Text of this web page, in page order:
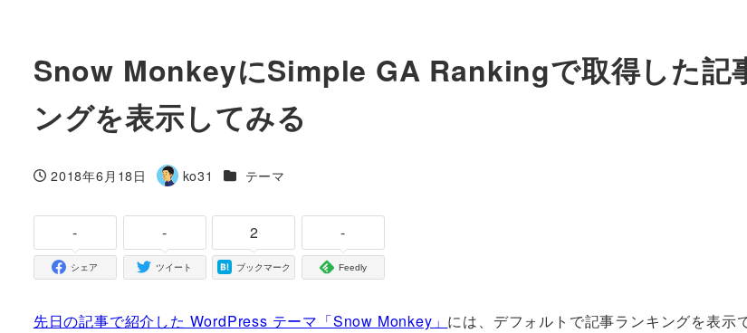
Snow MonkeyにSimple GA Rankingで取得した記
ングを表示してみる
投稿日
2018年6月18日
著
ko31 カテゴリー
テーマ
-
シェア
-
ツイート
2
ブックマーク
-
Feedly
先日の記事で紹介した WordPress テーマ「Snow Monkey」 には、デフォルトで記事ランキングを表示